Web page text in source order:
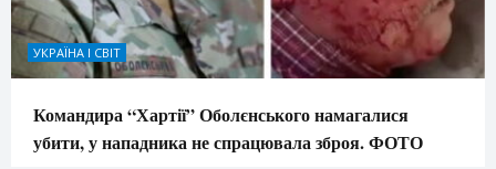
УКРАЇНА І СВІТ
Командира “Хартії” Оболєнського намагалися
убити, у нападника не спрацювала зброя. ФОТО